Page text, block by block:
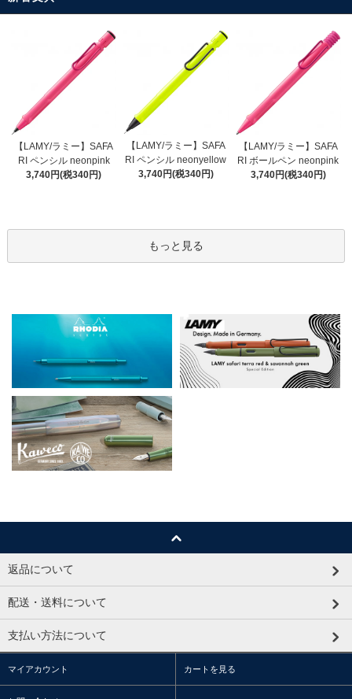
【LAMY/ラミー】SAFA
RI ペンシル neonpink
3,740円(税340円)
【LAMY/ラミー】SAFA
RI ペンシル neonyellow
3,740円(税340円)
【LAMY/ラミー】SAFA
RI ボールペン neonpink
3,740円(税340円)
もっと見る
返品について
配送・送料について
支払い方法について
マイアカウント カートを見る